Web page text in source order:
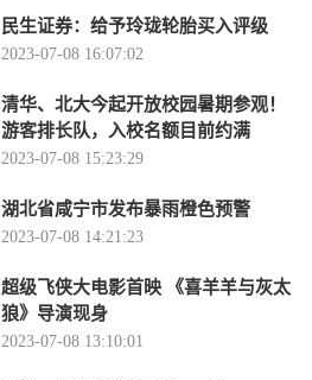
民生证券：给予玲珑轮胎买入评级
2023-07-08 16:07:02
清华、北大今起开放校园暑期参观！
游客排长队，入校名额目前约满
2023-07-08 15:23:29
湖北省咸宁市发布暴雨橙色预警
2023-07-08 14:21:23
超级飞侠大电影首映 《喜羊羊与灰太
狼》导演现身
2023-07-08 13:10:01